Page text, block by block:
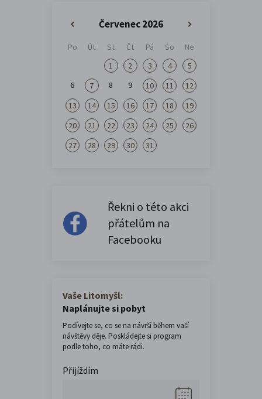
Červenec 2026
»
Po Út St Čt Pá So
Ne
1
2 3 4
5
6
7 8 9 10 11
12
13
14 15 16 17 18
19
20
21 22 23 24 25
26
27
28 29 30 31
Řekni o této akci
přátelům na
Facebooku
Vaše Litomyšl:
Naplánujte si pobyt
Podívejte se, co se na návrší během vaší
návštěvy děje. Poskládejte si program
podle toho, co máte rádi.
Přijíždím